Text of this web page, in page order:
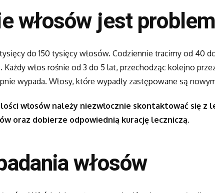
włosów jest
do 150 tysięcy włosów. Codziennie tracimy od 40
Każdy włos rośnie od 3 do 5 lat, przechodząc kolejno
wypada. Włosy, które wypadły zastępowane są
włosów należy niezwłocznie skontaktować się z
oraz dobierze odpowiednią kurację leczniczą.
włosów